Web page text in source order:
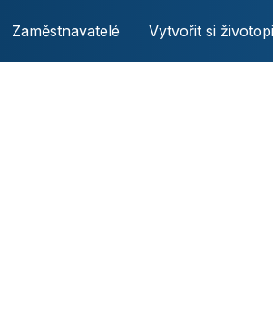
Zaměstnavatelé Vytvořit si